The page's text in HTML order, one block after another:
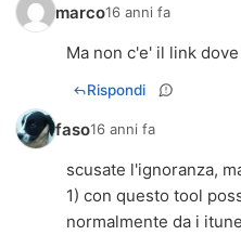
marco16 anni fa
Ma non c'e' il link
Rispondi
faso16 anni fa
scusate l'ignoranza,
1) con questo tool
normalmente da i